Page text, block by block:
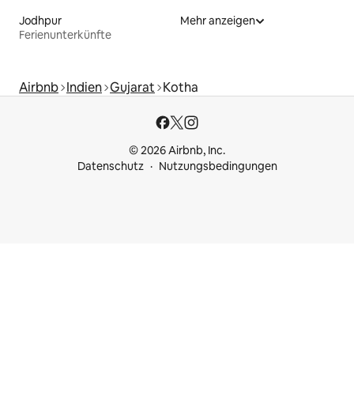
Jodhpur
Ferienunterkünfte
Mehr anzeigen
Airbnb Indien Gujarat Kotha
© 2026 Airbnb, Inc.
Datenschutz
Nutzungsbedingungen